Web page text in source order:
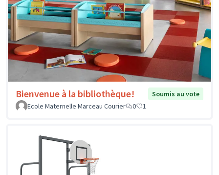
Bienvenue à la bibliothèque!
Soumis au vote
Ecole Maternelle Marceau Courier
0 1